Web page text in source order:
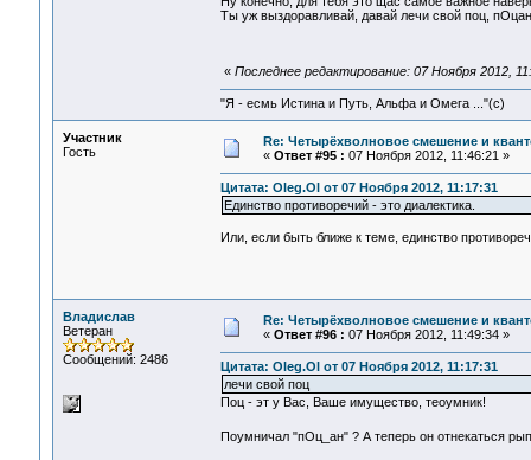
Ты уж выздоравливай, давай лечи свой поц,
« Последнее редактирование: 07 Ноября 2012,
"Я - есмь Истина и Путь, Альфа и Омега ..."(с)
Участник
Гость
Re: Четырёхволновое смешение и
« Ответ #95 : 07 Ноября 2012, 11:46:21 »
Цитата: Oleg.Ol от 07 Ноября 2012, 11:17:31
Единство противоречий - это диалектика.
Или, если быть ближе к теме, единство
Владислав
Ветеран
Сообщений: 2486
Re: Четырёхволновое смешение и
« Ответ #96 : 07 Ноября 2012, 11:49:34 »
Цитата: Oleg.Ol от 07 Ноября 2012, 11:17:31
лечи свой поц
Поц - эт у Вас, Ваше имущество, теоумник!
Поумничал "пОц_ан" ? А теперь он отнекаться